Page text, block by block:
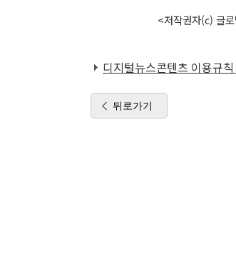
<저작권자(c) 글
디지털뉴스콘텐츠 이용규칙
뒤로가기